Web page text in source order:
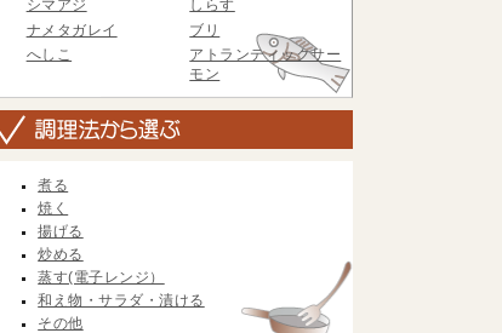
シマアジ
しらす
ナメタガレイ
ブリ
へしこ
アトランティックサー
モン
煮る
焼く
揚げる
炒める
蒸す(電子レンジ）
和え物・サラダ・漬ける
その他